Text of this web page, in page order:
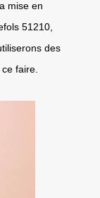
mise en
51210,
des
faire.